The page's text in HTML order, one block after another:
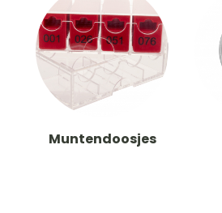
Muntendoosjes